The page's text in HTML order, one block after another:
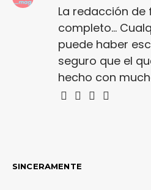
La redacción
completo...
puede haber
seguro que el
hecho con
SINCERAMENTE